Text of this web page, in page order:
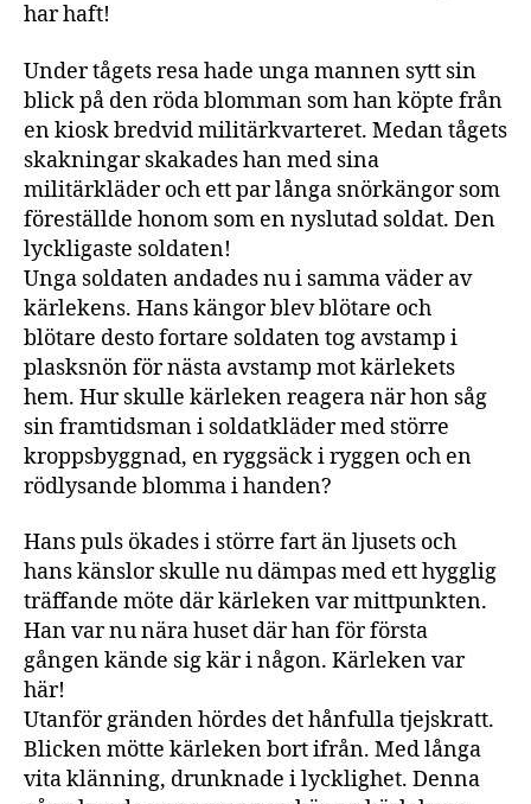
har haft!
Under tågets resa hade unga mannen sytt sin
blick på den röda blomman som han köpte från
en kiosk bredvid militärkvarteret. Medan tågets
skakningar skakades han med sina
militärkläder och ett par långa snörkängor som
föreställde honom som en nyslutad soldat. Den
lyckligaste soldaten!
Unga soldaten andades nu i samma väder av
kärlekens. Hans kängor blev blötare och
blötare desto fortare soldaten tog avstamp i
plasksnön för nästa avstamp mot kärlekets
hem. Hur skulle kärleken reagera när hon såg
sin framtidsman i soldatkläder med större
kroppsbyggnad, en ryggsäck i ryggen och en
rödlysande blomma i handen?
Hans puls ökades i större fart än ljusets och
hans känslor skulle nu dämpas med ett hygglig
träffande möte där kärleken var mittpunkten.
Han var nu nära huset där han för första
gången kände sig kär i någon. Kärleken var
här!
Utanför gränden hördes det hånfulla tjejskratt.
Blicken mötte kärleken bort ifrån. Med långa
vita klänning, drunknade i lycklighet. Denna